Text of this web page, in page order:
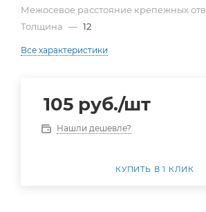
Межосевое расстояние крепежных
Толщина — 12
Все характеристики
105 руб./шт
Нашли дешевле?
КУПИТЬ В 1 КЛИК